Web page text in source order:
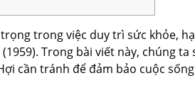
trong việc duy trì sức khỏe,
Trong bài viết này, chúng
cần tránh để đảm bảo cuộc